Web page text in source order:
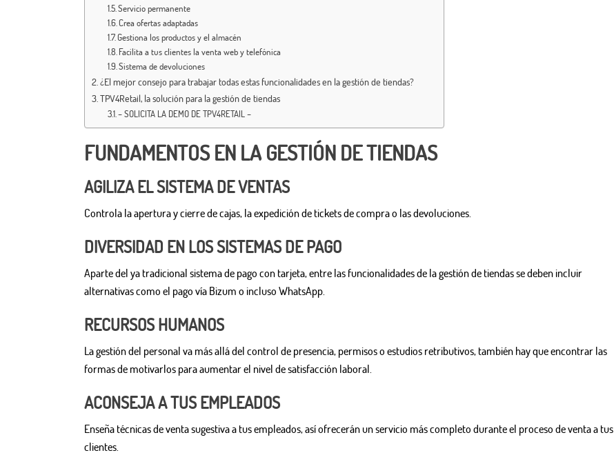
Servicio permanente
Crea ofertas adaptadas
Gestiona los productos y el almacén
Facilita a tus clientes la venta web y telefónica
Sistema de devoluciones
¿El mejor consejo para trabajar todas estas funcionalidades en la gestión de tiendas?
TPV4Retail, la solución para la gestión de tiendas
– SOLICITA LA DEMO DE TPV4RETAIL –
FUNDAMENTOS EN LA GESTIÓN DE TIENDAS
AGILIZA EL SISTEMA DE VENTAS
Controla la apertura y cierre de cajas, la expedición de tickets de compra o las devoluciones.
DIVERSIDAD EN LOS SISTEMAS DE PAGO
Aparte del ya tradicional sistema de pago con tarjeta, entre las funcionalidades de la gestión de tiendas se deben incluir
alternativas como el pago vía Bizum o incluso WhatsApp.
RECURSOS HUMANOS
La gestión del personal va más allá del control de presencia, permisos o estudios retributivos, también hay que encontrar las
formas de motivarlos para aumentar el nivel de satisfacción laboral.
ACONSEJA A TUS EMPLEADOS
Enseña técnicas de venta sugestiva a tus empleados, así ofrecerán un servicio más completo durante el proceso de venta a tus
clientes.